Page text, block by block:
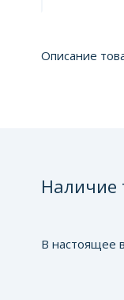
Описание
Наличие
В настоящее